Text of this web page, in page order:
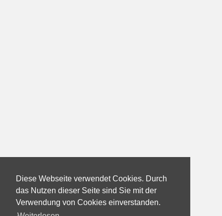
Diese Webseite verwendet Cookies. Durch
das Nutzen dieser Seite sind Sie mit der
Verwendung von Cookies einverstanden.